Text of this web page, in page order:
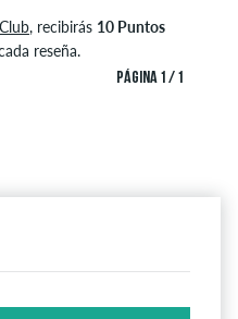
PÁGINA 1 / 1
, recibirás 10 Puntos
reseña.